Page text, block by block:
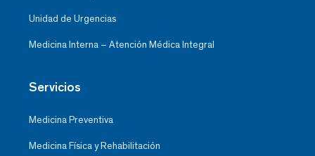
Unidad de Urgencias
Medicina Interna – Atención Médica Integral
Servicios
Medicina Preventiva
Medicina Física y Rehabilitación